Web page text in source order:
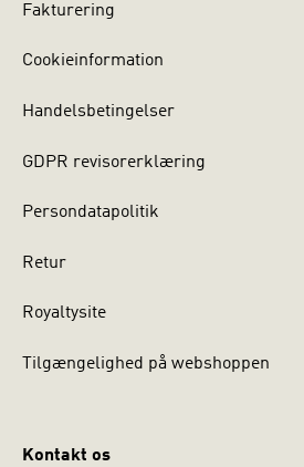
Fakturering
Cookieinformation
Handelsbetingelser
GDPR revisorerklæring
Persondatapolitik
Retur
Royaltysite
Tilgængelighed på webshoppen
Kontakt os